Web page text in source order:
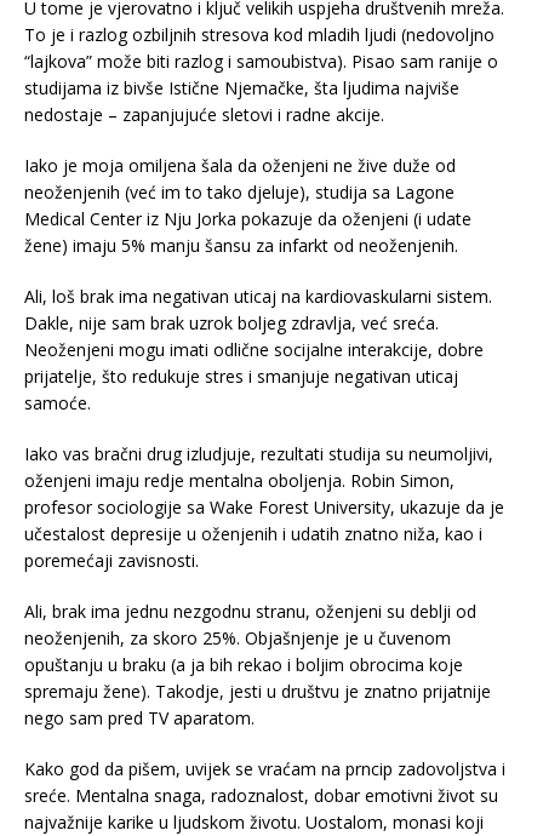
U tome je vjerovatno i ključ velikih uspjeha društvenih mreža.
To je i razlog ozbiljnih stresova kod mladih ljudi (nedovoljno
“lajkova” može biti razlog i samoubistva). Pisao sam ranije o
studijama iz bivše Istične Njemačke, šta ljudima najviše
nedostaje – zapanjujuće sletovi i radne akcije.
Iako je moja omiljena šala da oženjeni ne žive duže od
neoženjenih (već im to tako djeluje), studija sa Lagone
Medical Center iz Nju Jorka pokazuje da oženjeni (i udate
žene) imaju 5% manju šansu za infarkt od neoženjenih.
Ali, loš brak ima negativan uticaj na kardiovaskularni sistem.
Dakle, nije sam brak uzrok boljeg zdravlja, već sreća.
Neoženjeni mogu imati odlične socijalne interakcije, dobre
prijatelje, što redukuje stres i smanjuje negativan uticaj
samoće.
Iako vas bračni drug izludjuje, rezultati studija su neumoljivi,
oženjeni imaju redje mentalna oboljenja. Robin Simon,
profesor sociologije sa Wake Forest University, ukazuje da je
učestalost depresije u oženjenih i udatih znatno niža, kao i
poremećaji zavisnosti.
Ali, brak ima jednu nezgodnu stranu, oženjeni su deblji od
neoženjenih, za skoro 25%. Objašnjenje je u čuvenom
opuštanju u braku (a ja bih rekao i boljim obrocima koje
spremaju žene). Takodje, jesti u društvu je znatno prijatnije
nego sam pred TV aparatom.
Kako god da pišem, uvijek se vraćam na prncip zadovoljstva i
sreće. Mentalna snaga, radoznalost, dobar emotivni život su
najvažnije karike u ljudskom životu. Uostalom, monasi koji